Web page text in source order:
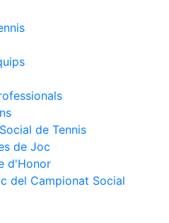
de Tennis
de Joc
d'Honor
del Campionat Social